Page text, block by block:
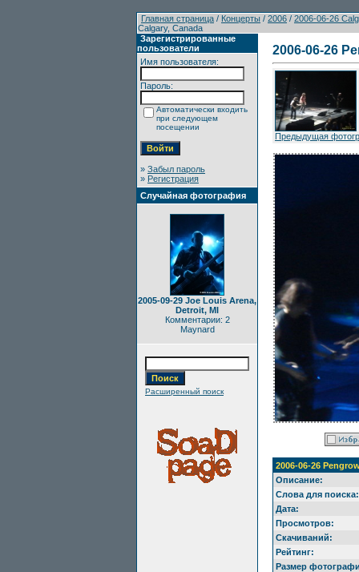
Главная страница / Концерты / 2006 / 2006-06-26
Calgary, Canada
Зарегистрированные
пользователи
Имя пользователя:
Пароль:
Автоматически входить
при следующем
посещении
» Забыл пароль
» Регистрация
Случайная фотография
2005-09-29 Joe Louis Arena,
Detroit, MI
Комментарии: 2
Maynard
Расширенный поиск
2006-06-26
Предыдущая
2006-06-26
Описание:
Слова для поиска:
Дата:
Просмотров:
Скачиваний:
Рейтинг:
Размер